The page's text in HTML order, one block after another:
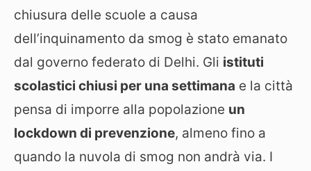
chiusura delle scuole a causa
dell’inquinamento da smog è stato emanato
dal governo federato di Delhi. Gli istituti
scolastici chiusi per una settimana e la città
pensa di imporre alla popolazione un
lockdown di prevenzione, almeno fino a
quando la nuvola di smog non andrà via. I